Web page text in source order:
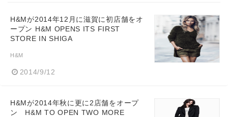
H&Mが2014年12月に滋賀に初店舗をオ
ープン H&M OPENS ITS FIRST
STORE IN SHIGA
H&M
2014/9/12
H&Mが2014年秋に更に2店舗をオープ
ン H&M TO OPEN TWO MORE